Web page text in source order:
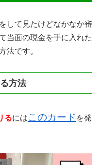
して見たけどなかなか審
当面の現金を手に入れた
法です。
方法
るにはこのカード を発